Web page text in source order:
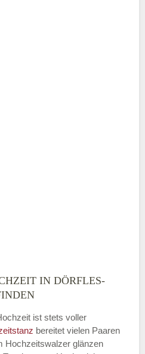
—
IN DÖRFLES-
ist stets voller
bereitet vielen Paaren
Hochzeitswalzer glänzen